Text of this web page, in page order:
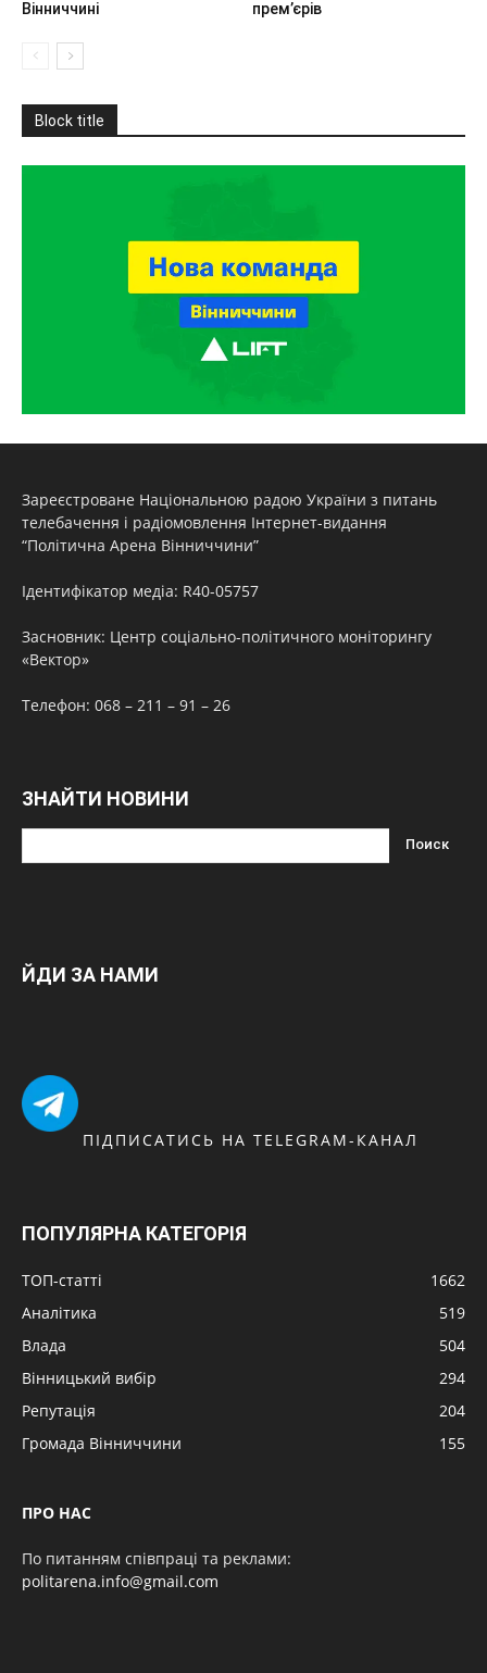
Вінниччині
прем’єрів
Block title
Зареєстроване Національною радою України з питань
телебачення і радіомовлення Інтернет-видання
“Політична Арена Вінниччини”
Ідентифікатор медіа: R40-05757
Засновник: Центр соціально-політичного моніторингу
«Вектор»
Телефон: 068 – 211 – 91 – 26
ЗНАЙТИ НОВИНИ
ЙДИ ЗА НАМИ
ПІДПИСАТИСЬ НА TELEGRAM-КАНАЛ
ПОПУЛЯРНА КАТЕГОРІЯ
ТОП-статті
1662
Аналітика
519
Влада
504
Вінницький вибір
294
Репутація
204
Громада Вінниччини
155
ПРО НАС
По питанням співпраці та реклами:
politarena.info@gmail.com